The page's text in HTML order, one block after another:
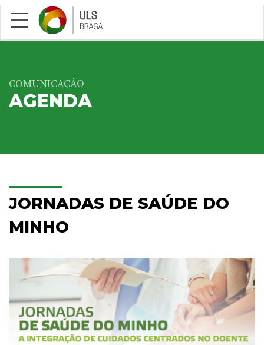
Saltar para conteúdo principal
COMUNICAÇÃO
AGENDA
JORNADAS DE SAÚDE DO
MINHO